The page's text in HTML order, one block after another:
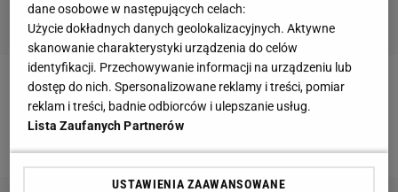
Pełna lista nagrodzonych:
Miguel David Guttierez Suarez (Kuba)
dane osobowe w następujących celach:
Użycie dokładnych danych geolokalizacyjnych. Aktywne
skanowanie charakterystyki urządzenia do celów
identyfikacji. Przechowywanie informacji na urządzeniu lub
dostęp do nich. Spersonalizowane reklamy i treści, pomiar
reklam i treści, badnie odbiorców i ulepszanie usług.
Lista Zaufanych Partnerów
USTAWIENIA ZAAWANSOWANE